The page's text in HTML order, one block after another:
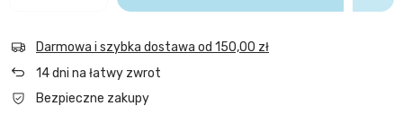
Darmowa i szybka dostawa od 150,00 zł
14dni na łatwy zwrot
Bezpieczne zakupy